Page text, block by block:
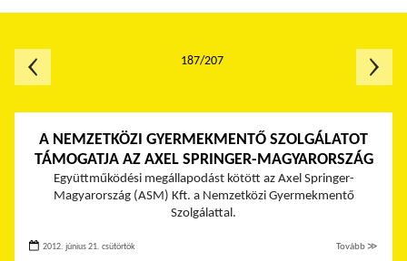
A NEMZETKÖZI GYERMEKMENTŐ SZOLGÁLATOT
TÁMOGATJA AZ AXEL SPRINGER-MAGYARORSZÁG
Együttműködési megállapodást kötött az Axel Springer-
Magyarország (ASM) Kft. a Nemzetközi Gyermekmentő
Szolgálattal.
2012. június 21. csütörtök Tovább ≫
187/207